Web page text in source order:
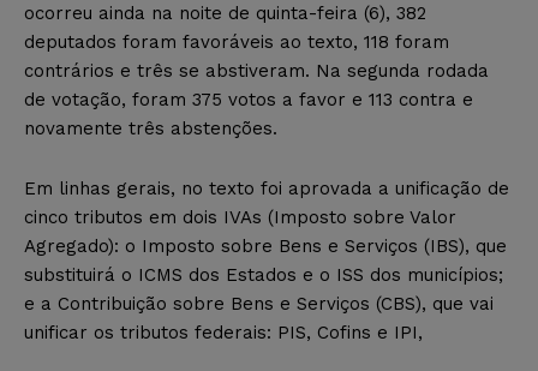
ocorreu ainda na noite de quinta-feira (6), 382
deputados foram favoráveis ao texto, 118 foram
contrários e três se abstiveram. Na segunda rodada
de votação, foram 375 votos a favor e 113 contra e
novamente três abstenções.
Em linhas gerais, no texto foi aprovada a unificação de
cinco tributos em dois IVAs (Imposto sobre Valor
Agregado): o Imposto sobre Bens e Serviços (IBS), que
substituirá o ICMS dos Estados e o ISS dos municípios;
e a Contribuição sobre Bens e Serviços (CBS), que vai
unificar os tributos federais: PIS, Cofins e IPI,